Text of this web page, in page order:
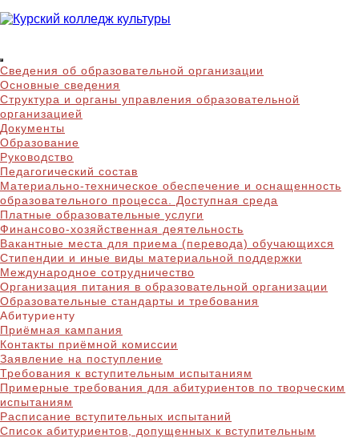
to
Курский колледж
культуры
Сведения об образовательной организации
Основные сведения
Структура и органы управления образовательной
организацией
Документы
Образование
Руководство
Педагогический состав
Материально-техническое обеспечение и оснащенность
образовательного процесса. Доступная среда
Платные образовательные услуги
Финансово-хозяйственная деятельность
Вакантные места для приема (перевода) обучающихся
Стипендии и иные виды материальной поддержки
Международное сотрудничество
Организация питания в образовательной организации
Образовательные стандарты и требования
Абитуриенту
Приёмная кампания
Контакты приёмной комиссии
Заявление на поступление
Требования к вступительным испытаниям
Примерные требования для абитуриентов по творческим
испытаниям
Расписание вступительных испытаний
Список абитуриентов, допущенных к вступительным